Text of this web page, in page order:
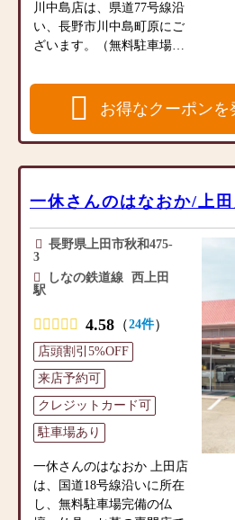
ク、香炉、神棚、掛軸、提
灯、フラワーアレンジメン
ト、お神輿、地蔵ガーデニ
園、庭灯篭、他
定休日：水曜日・第1第3火
曜日
【近隣の墓地情報】
風間1838
墓地の隣がすぐ駐車場でお
参りが楽な寺院
広い境内墓地があり、いつ
もご住職が見てくれるので
●如法寺霊園：長野市若穂綿
内7242
由緒ある大きなお寺大きな
山寺の墓地。※檀家条件有
●須坂市営 松川霊園：須坂
市小河原4104-2
のお気持ちに寄り添いたい
と思っております。
ーが丁寧に対応いたしま
す。どうぞ、お気軽にお声
掛けください。
【仏事に必要な商品を豊富
に品揃え】
お線香やローソクなど日常
的に利用する仏具をはじ
め、家具調デザインが特徴
ン仏壇やタンスの上に置く
壇、金仏壇などを始め、常
時200点ほどのお仏壇を取り
揃えております。また、毎
日のお参りに欠かせないお
線香やローソク、フラワー
アレンジメントなどの小物
商品の品揃えも充実してい
場もございます。
専門店として地域の皆様の
ご要望にお応えできるよ
川中島店は、県道77号線沿
い、長野市川中島町原にご
ざいます。（無料駐車場あ
毎日のお参りに欠かせない
お線香やローソク、フラワ
ーアレンジメントなどの小
物商品の品揃えも充実、専
業しております。
家具調デザインが特徴で洋
間にも置きやすいモダン仏
壇やタンスの上に置く上置
仏壇、伝統的な大型仏壇な
どを始め、常時200点ほどの
す。また、敷地内には墓石
展示場もございます。
【ご希望やお悩みをご相談
ください】
私たちは商品を販売するだ
けでなく、お客様のご供養
のお気持ちに寄り添いたい
と思っております。
お客様のお話をお聞きでき
お得なクーポンを
一休さんのはなおか/上
長野県上田市秋和475-
3
しなの鉄道線
西上田
駅
4.58 （24件）
店頭割引5%OFF
来店予約可
クレジットカード可
駐車場あり
一休さんのはなおか 上田店
は、国道18号線沿いに所在
し、無料駐車場完備の仏